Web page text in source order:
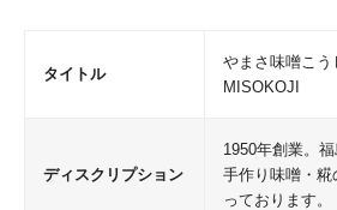
タイトル
やまさ味噌こ
MISOKOJI
ディスクリプション
1950年創業。
手作り味噌・
っております。